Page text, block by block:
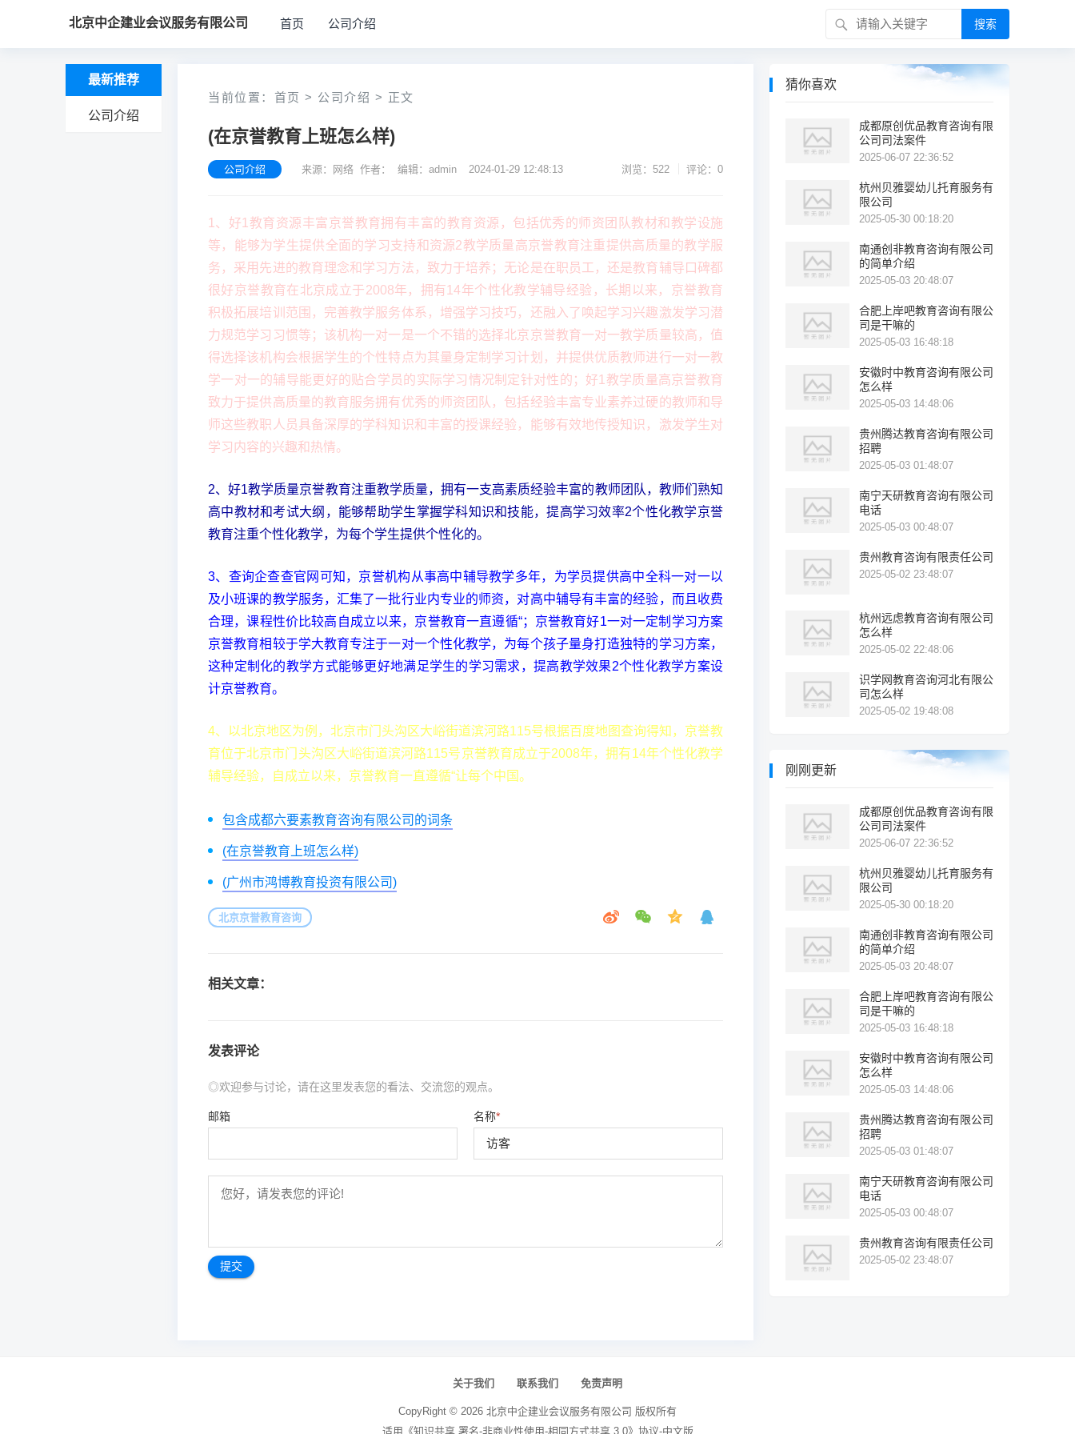
北京中企建业会议服务有限公司 首页 公司介绍 搜索
最新推荐
公司介绍
当前位置： 首页 > 公司介绍 > 正文
(在京誉教育上班怎么样)
公司介绍 来源：网络 作者： 编辑：admin 2024-01-29 12:48:13 浏览：522 评论：0
1、好1教育资源丰富京誉教育拥有丰富的教育资源，包括优秀的师资团队教材和教学设施
等，能够为学生提供全面的学习支持和资源2教学质量高京誉教育注重提供高质量的教学服
务，采用先进的教育理念和学习方法，致力于培养；无论是在职员工，还是教育辅导口碑都
很好京誉教育在北京成立于2008年，拥有14年个性化教学辅导经验，长期以来，京誉教育
积极拓展培训范围，完善教学服务体系，增强学习技巧，还融入了唤起学习兴趣激发学习潜
力规范学习习惯等；该机构一对一是一个不错的选择北京京誉教育一对一教学质量较高，值
得选择该机构会根据学生的个性特点为其量身定制学习计划，并提供优质教师进行一对一教
学一对一的辅导能更好的贴合学员的实际学习情况制定针对性的；好1教学质量高京誉教育
致力于提供高质量的教育服务拥有优秀的师资团队，包括经验丰富专业素养过硬的教师和导
师这些教职人员具备深厚的学科知识和丰富的授课经验，能够有效地传授知识，激发学生对
学习内容的兴趣和热情。
2、好1教学质量京誉教育注重教学质量，拥有一支高素质经验丰富的教师团队，教师们熟知
高中教材和考试大纲，能够帮助学生掌握学科知识和技能，提高学习效率2个性化教学京誉
教育注重个性化教学，为每个学生提供个性化的。
3、查询企查查官网可知，京誉机构从事高中辅导教学多年，为学员提供高中全科一对一以
及小班课的教学服务，汇集了一批行业内专业的师资，对高中辅导有丰富的经验，而且收费
合理，课程性价比较高自成立以来，京誉教育一直遵循“；京誉教育好1一对一定制学习方案
京誉教育相较于学大教育专注于一对一个性化教学，为每个孩子量身打造独特的学习方案，
这种定制化的教学方式能够更好地满足学生的学习需求，提高教学效果2个性化教学方案设
计京誉教育。
4、以北京地区为例，北京市门头沟区大峪街道滨河路115号根据百度地图查询得知，京誉教
育位于北京市门头沟区大峪街道滨河路115号京誉教育成立于2008年，拥有14年个性化教学
辅导经验，自成立以来，京誉教育一直遵循“让每个中国。
包含成都六要素教育咨询有限公司的词条
(在京誉教育上班怎么样)
(广州市鸿博教育投资有限公司)
北京京誉教育咨询
相关文章：
发表评论
◎欢迎参与讨论，请在这里发表您的看法、交流您的观点。
名称*
邮箱
猜你喜欢
成都原创优品教育咨询有限
公司司法案件
2025-06-07 22:36:52
杭州贝雅婴幼儿托育服务有
限公司
2025-05-30 00:18:20
南通创非教育咨询有限公司
的简单介绍
2025-05-03 20:48:07
合肥上岸吧教育咨询有限公
司是干嘛的
2025-05-03 16:48:18
安徽时中教育咨询有限公司
怎么样
2025-05-03 14:48:06
贵州腾达教育咨询有限公司
招聘
2025-05-03 01:48:07
南宁天研教育咨询有限公司
电话
2025-05-03 00:48:07
贵州教育咨询有限责任公司
2025-05-02 23:48:07
杭州远虑教育咨询有限公司
怎么样
2025-05-02 22:48:06
识学网教育咨询河北有限公
司怎么样
2025-05-02 19:48:08
刚刚更新
成都原创优品教育咨询有限
公司司法案件
2025-06-07 22:36:52
杭州贝雅婴幼儿托育服务有
限公司
2025-05-30 00:18:20
南通创非教育咨询有限公司
的简单介绍
2025-05-03 20:48:07
合肥上岸吧教育咨询有限公
司是干嘛的
2025-05-03 16:48:18
安徽时中教育咨询有限公司
怎么样
2025-05-03 14:48:06
贵州腾达教育咨询有限公司
招聘
2025-05-03 01:48:07
南宁天研教育咨询有限公司
电话
2025-05-03 00:48:07
贵州教育咨询有限责任公司
2025-05-02 23:48:07
关于我们 联系我们 免责声明
CopyRight © 2026 北京中企建业会议服务有限公司 版权所有
适用《知识共享 署名-非商业性使用-相同方式共享 3.0》协议-中文版